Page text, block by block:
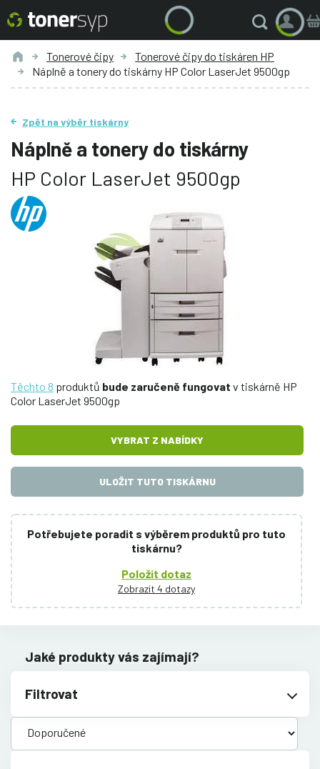
Tonerové čipy
Tonerové čipy do tiskáren HP
Náplně a tonery do tiskárny HP Color LaserJet 9500gp
Zpět na výběr tiskárny
Náplně a tonery do tiskárny
HP Color LaserJet 9500gp
Těchto 8 produktů bude zaručeně fungovat v tiskárně HP
Color LaserJet 9500gp
VYBRAT Z NABÍDKY
ULOŽIT TUTO TISKÁRNU
Potřebujete poradit s výběrem produktů pro tuto
tiskárnu?
Položit dotaz
Zobrazit 4 dotazy
Jaké produkty vás zajímají?
Filtrovat